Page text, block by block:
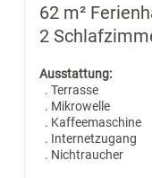
62 m²
2
Ausstattung:
. Terrasse
. Mikrowelle
. Kaffeemaschine
. Internetzugang
. Nichtraucher